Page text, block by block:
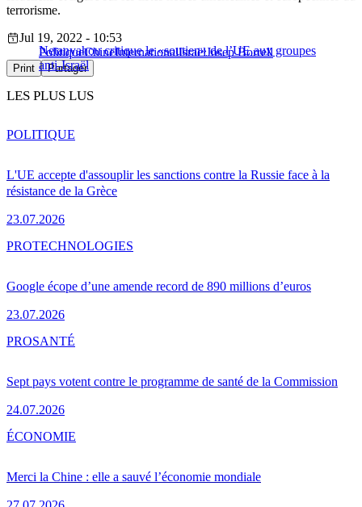
terrorisme.
Netanyahou critique le «soutien» de l’UE aux groupes
anti-Israël
Jul 19, 2022 - 10:53
PolitiqueChineInternationalIsraëlJosep Borrell
Print Partager
LES PLUS LUS
L'UE accepte d'assouplir les sanctions contre la Russie face à la
résistance de la Grèce
23.07.2026
POLITIQUE
Google écope d’une amende record de 890 millions d’euros
23.07.2026
PROTECHNOLOGIES
Sept pays votent contre le programme de santé de la Commission
24.07.2026
PROSANTÉ
Merci la Chine : elle a sauvé l’économie mondiale
ÉCONOMIE